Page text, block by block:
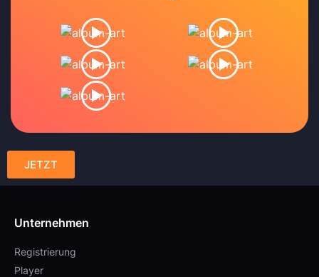
JETZT
Unternehmen
Registrierung
Player